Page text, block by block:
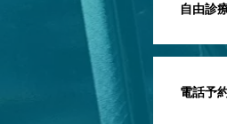
自由診
電話予